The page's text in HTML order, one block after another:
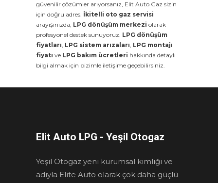
güvenilir çözümler arıyorsanız, Elit Auto Gaz sizin
için doğru adres. İkitelli oto gaz servisi
arayışınızda, LPG dönüşüm merkezi olarak
profesyonel destek sunuyoruz. LPG dönüşüm
fiyatları, LPG sistem arızaları, LPG montajı
fiyatı ve LPG bakım ücretleri hakkında detaylı
bilgi almak için bizimle iletişime geçebilirsiniz.
Elit Auto LPG - Yeşil Otogaz
Yeşil Otogaz yeni kurumsal kimliği ve
adıyla Elite Auto olarak çok daha güçlü